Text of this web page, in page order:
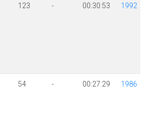
123 - 00:30:53 1992
54 - 00:27:29 1986